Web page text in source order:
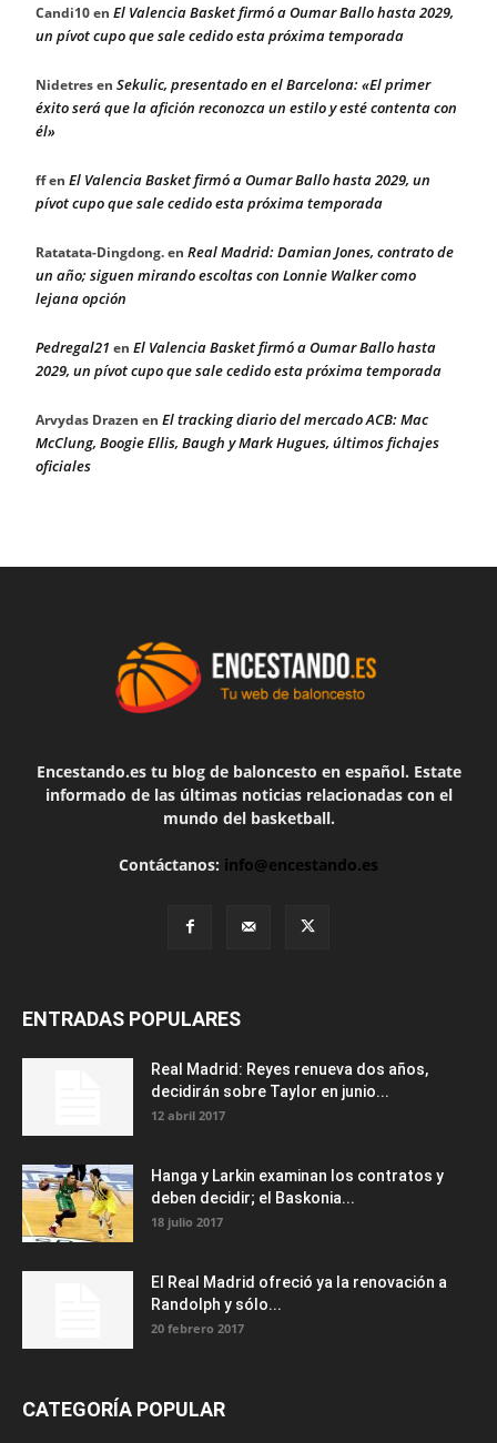
Candi10en El Valencia Basket firmó a Oumar Ballo hasta 2029,
un pívot cupo que sale cedido esta próxima temporada
Nidetresen Sekulic, presentado en el Barcelona: «El primer
éxito será que la afición reconozca un estilo y esté contenta con
él»
ffen El Valencia Basket firmó a Oumar Ballo hasta 2029, un
pívot cupo que sale cedido esta próxima temporada
Ratatata-Dingdong.en Real Madrid: Damian Jones, contrato de
un año; siguen mirando escoltas con Lonnie Walker como
lejana opción
Pedregal21 en El Valencia Basket firmó a Oumar Ballo hasta
2029, un pívot cupo que sale cedido esta próxima temporada
Arvydas Drazen en El tracking diario del mercado ACB: Mac
McClung, Boogie Ellis, Baugh y Mark Hugues, últimos fichajes
oficiales
Encestando.es tu blog de baloncesto en español. Estate
informado de las últimas noticias relacionadas con el
mundo del basketball.
Contáctanos: info@encestando.es
ENTRADAS POPULARES
Real Madrid: Reyes renueva dos años,
decidirán sobre Taylor en junio...
12 abril 2017
Hanga y Larkin examinan los contratos y
deben decidir; el Baskonia...
18 julio 2017
El Real Madrid ofreció ya la renovación a
Randolph y sólo...
20 febrero 2017
CATEGORÍA POPULAR